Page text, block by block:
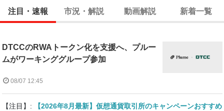
注目・速報 市況・解説 動画解説 新着一覧
DTCCのRWAトークン化を支援へ、プルー
ムがワーキンググループ参加
08/07 12:45
【注目】:
【2026年8月最新】仮想通貨取引所のキャンペーンおすすめ